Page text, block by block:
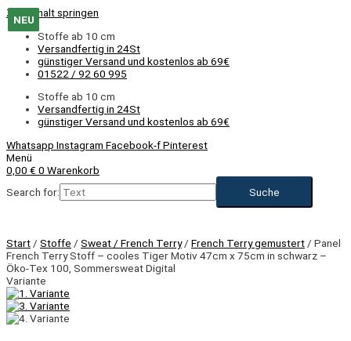
Zum Inhalt springen
Stoffe ab 10 cm
Versandfertig in 24St
günstiger Versand und kostenlos ab 69€
01522 / 92 60 995
Stoffe ab 10 cm
Versandfertig in 24St
günstiger Versand und kostenlos ab 69€
Whatsapp Instagram Facebook-fPinterest
Menü
0,00 € 0 Warenkorb
Search for:
NEU
Start / Stoffe / Sweat / French Terry/ French Terry gemustert / Panel
French Terry Stoff – cooles Tiger Motiv 47cm x 75cm in schwarz –
Öko-Tex 100, Sommersweat Digital
Variante
NEU
NEU
NEU
NEU
NEU
NEU
NEU
NEU
NEU
NEU
NEU